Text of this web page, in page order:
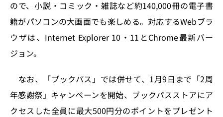
ので、小説・コミック・雑誌など約140,000冊の電子書
籍がパソコンの大画面でも楽しめる。対応するWebブラ
ウザは、Internet Explorer 10・11とChrome最新バー
ジョン。
なお、「ブックパス」では併せて、1月9日まで「2周
年感謝祭」キャンペーンを開始、ブックパスストアにア
クセスした全員に最大500円分のポイントをプレゼント